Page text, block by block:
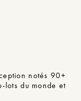
notés 90+
lots du monde et